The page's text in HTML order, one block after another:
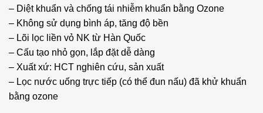
– Diệt khuẩn và chống tái nhiễm khuẩn bằng Ozone
– Không sử dụng bình áp, tăng độ bền
– Lõi lọc liền vỏ NK từ Hàn Quốc
– Cấu tạo nhỏ gọn, lắp đặt dễ dàng
– Xuất xứ: HCT nghiên cứu, sản xuất
– Lọc nước uống trực tiếp (có thể đun nấu) đã khử khuẩn
bằng ozone